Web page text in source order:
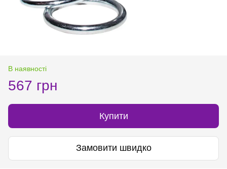
В наявності
567 грн
Купити
Замовити швидко